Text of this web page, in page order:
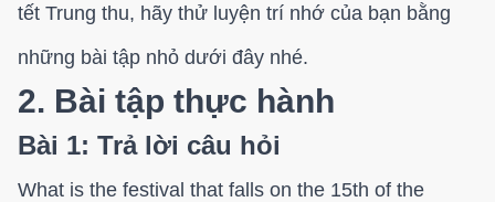
tết Trung thu, hãy thử luyện trí nhớ của bạn bằng
những bài tập nhỏ dưới đây nhé.
2. Bài tập thực hành
Bài 1: Trả lời câu hỏi
What is the festival that falls on the 15th of the